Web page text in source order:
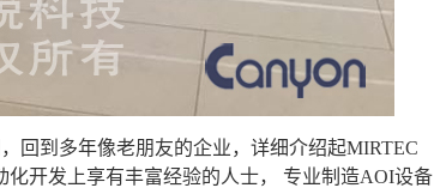
回到多年像老朋友的企业，详细介绍起MIRTEC
开发上享有丰富经验的人士， 专业制造AOI设备